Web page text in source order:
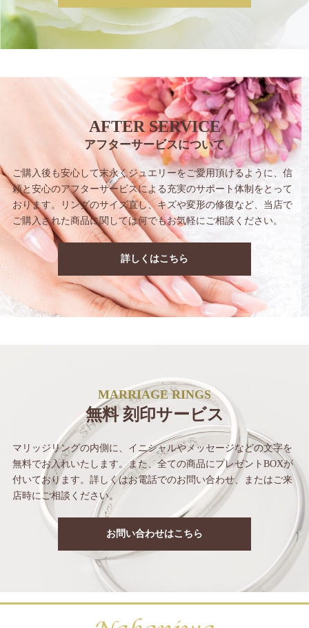
AFTER SERVICE
アフターサービスについて
ご購入後も安心して末永くジュエリーをご愛用頂けるように、信
頼と安心のアフターサービスによる充実のサポート体制をとって
おります。
リングのサイズ直し、キズや変形の修復など、 当店で
ご購入された商品に関しては何でもお気軽にご相談ください。
詳しくはこちら
MARRIAGE RINGS
無料 刻印サービス
マリッジリングの内側に、イニシャルやメッセージなどの文字を
無料でお入れいたします。また、全ての商品にプレゼントBOXが
付いております。詳しくはお電話でのお問い合わせ、
またはご来
店時にご相談ください。
お問い合わせはこちら